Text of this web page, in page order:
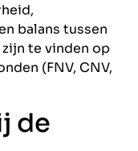
balans tussen
te vinden op
(FNV, CNV,
de